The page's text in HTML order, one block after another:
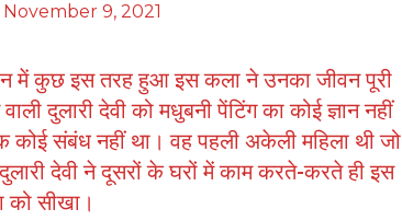
November 9, 2021
में कुछ इस तरह हुआ इस कला ने उनका जीवन पूरी
दुलारी देवी को मधुबनी पेंटिंग का कोई ज्ञान नहीं
संबंध नहीं था। वह पहली अकेली महिला थी जो
देवी ने दूसरों के घरों में काम करते-करते ही इस
को सीखा।